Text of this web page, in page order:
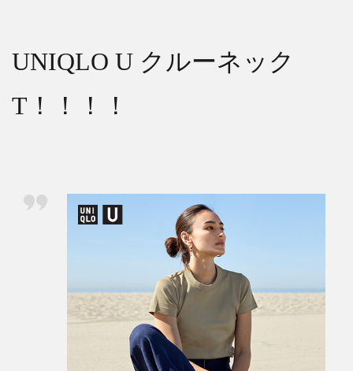
UNIQLO U クルーネック
T ！！！！